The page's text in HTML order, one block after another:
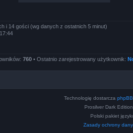
i 14 gości (wg danych z ostatnich 5 minut)
760 • Ostatnio zarejestrowany użytkownik:
Technologię dostarcza phpBB
Prosilver Dark
Polski pakiet
Zasady ochrony